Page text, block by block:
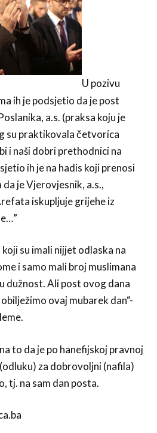
U pozivu
ih je podsjetio da je post
a.s. (praksa koju je
su praktikovala četvorica
i naši dobri prethodnici na
ih je na hadis koji prenosi
je Vjerovjesnik, a.s.,
iskupljuje grijehe iz
su imali nijjet odlaska na
i samo mali broj muslimana
dužnost. Ali post ovog dana
ovaj mubarek dan“-
to da je po hanefijskoj pravnoj
za dobrovoljni (nafila)
tj. na sam dan posta.